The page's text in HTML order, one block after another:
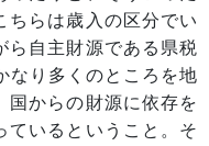
ちらは歳入の区分でい
ら自主財源である県税
なり多くのところを地
国からの財源に依存を
ているということ。そ